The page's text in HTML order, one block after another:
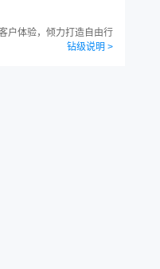
户体验，倾力打造自由行
钻级说明 >